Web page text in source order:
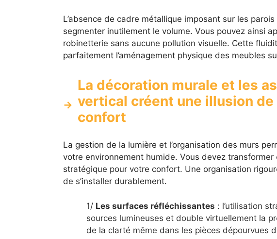
L’absence de cadre métallique imposant sur les
segmenter inutilement le volume. Vous pouvez ainsi
robinetterie sans aucune pollution visuelle. Cette
parfaitement l’aménagement physique des meubles
La décoration murale et les
vertical créent une illusion
confort
La gestion de la lumière et l’organisation des murs
votre environnement humide. Vous devez
stratégique pour votre confort. Une organisation
de s’installer durablement.
1/ Les surfaces réfléchissantes : l’utilisation
sources lumineuses et double virtuellement la
de la clarté même dans les pièces dépourvues